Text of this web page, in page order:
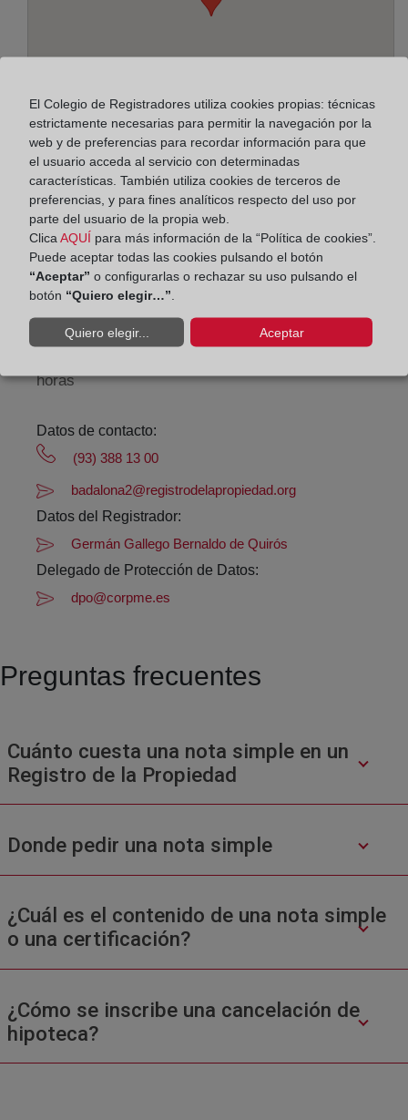
Dirección:
Avda. Alfonso XIII, 222 - Entresuelo, 8914
Horario:
Agosto: De lunes a viernes de 09:00 a 14:00 horas
horas
Datos de contacto:
(93) 388 13 00
badalona2@registrodelapropiedad.org
Datos del Registrador:
Germán Gallego Bernaldo de Quirós
Delegado de Protección de Datos:
dpo@corpme.es
Preguntas frecuentes
Cuánto cuesta una nota simple en un
Registro de la Propiedad
Donde pedir una nota simple
¿Cuál es el contenido de una nota simple
o una certificación?
¿Cómo se inscribe una cancelación de
hipoteca?
El Colegio de Registradores utiliza cookies propias: técnicas
estrictamente necesarias para permitir la navegación por la
web y de preferencias para recordar información para que
el usuario acceda al servicio con determinadas
características. También utiliza cookies de terceros de
preferencias, y para fines analíticos respecto del uso por
parte del usuario de la propia web.
Clica AQUÍ para más información de la “Política de cookies”.
Puede aceptar todas las cookies pulsando el botón
“Aceptar” o configurarlas o rechazar su uso pulsando el
botón “Quiero elegir…”
Quiero elegir... Aceptar